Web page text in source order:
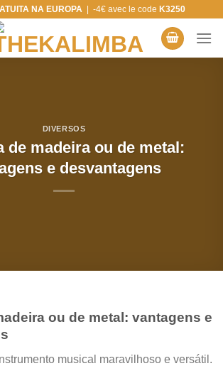
NA EUROPA | -4€ avec le code K3250
DIVERSOS
de madeira ou de metal:
e desvantagens
ou de metal: vantagens e
musical maravilhoso e versátil.